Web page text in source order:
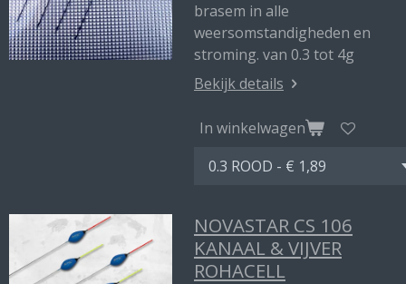
brasem in alle
weersomstandigheden en
stroming. van 0.3 tot 4g
Bekijk details
In winkelwagen
NOVASTAR CS 106
KANAAL & VIJVER
ROHACELL